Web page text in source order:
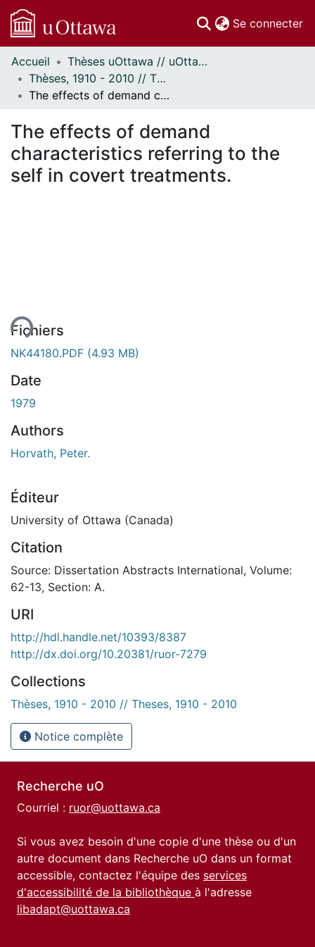
Se connecter
Communautés
et collections
Parcourir
À propos
Accueil
Thèses uOttawa // uOttawa Theses
Thèses, 1910 - 2010 // Theses, 1910 - 2010
The effects of demand characteristics referring to the self in covert treatments.
The effects of demand
characteristics referring to the
self in covert treatments.
Fichiers
NK44180.PDF (4.93 MB)
Date
1979
Authors
Horvath, Peter.
Éditeur
University of Ottawa (Canada)
Citation
Source: Dissertation Abstracts International, Volume:
62-13, Section: A.
URI
http://hdl.handle.net/10393/8387
http://dx.doi.org/10.20381/ruor-7279
Collections
Thèses, 1910 - 2010 // Theses, 1910 - 2010
Notice complète
Recherche uO
Courriel : ruor@uottawa.ca
Si vous avez besoin d'une copie d'une thèse ou d'un
autre document dans Recherche uO dans un format
accessible, contactez l'équipe des services
d'accessibilité de la bibliothèque à l'adresse
libadapt@uottawa.ca